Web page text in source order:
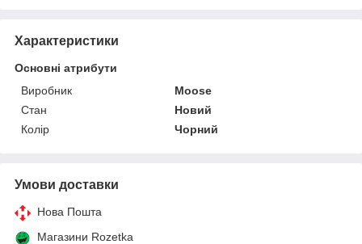
Характеристики
Основні атрибути
Виробник
Moose
Стан
Новий
Колір
Чорний
Умови доставки
Нова Пошта
Магазини Rozetka